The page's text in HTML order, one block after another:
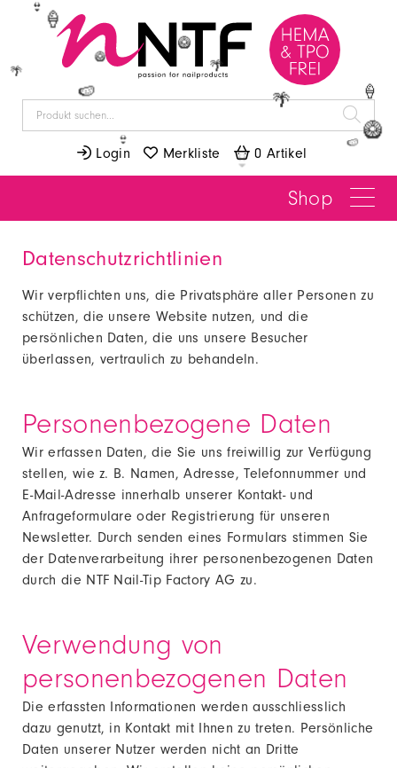
 Login  Merkliste  0 Artikel
Shop
Datenschutzrichtlinien
Wir verpflichten uns, die Privatsphäre aller Personen zu
schützen, die unsere Website nutzen, und die
persönlichen Daten, die uns unsere Besucher
überlassen, vertraulich zu behandeln.
Personenbezogene Daten
Wir erfassen Daten, die Sie uns freiwillig zur Verfügung
stellen, wie z. B. Namen, Adresse, Telefonnummer und
E-Mail-Adresse innerhalb unserer Kontakt- und
Anfrageformulare oder Registrierung für unseren
Newsletter. Durch senden eines Formulars stimmen Sie
der Datenverarbeitung ihrer personenbezogenen Daten
durch die NTF Nail-Tip Factory AG zu.
Verwendung von
personenbezogenen Daten
Die erfassten Informationen werden ausschliesslich
dazu genutzt, in Kontakt mit Ihnen zu treten. Persönliche
Daten unserer Nutzer werden nicht an Dritte
🥝
👙
🍉
🍦